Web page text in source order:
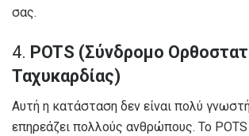
σας.
4. POTS (Σύνδρομο
Ταχυκαρδίας)
Αυτή η κατάσταση δεν είναι πολύ
επηρεάζει πολλούς ανθρώπους. Το POTS